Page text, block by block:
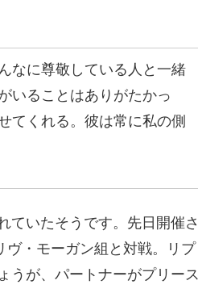
なに尊敬している人と一緒
いることはありがたかっ
てくれる。彼は常に私の側
ていたそうです。先日開催さ
ヴ・モーガン組と対戦。リプ
うが、パートナーがプリース